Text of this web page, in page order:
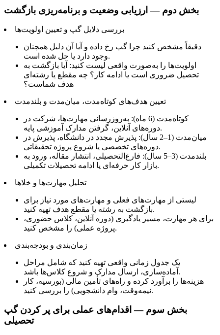
بخش دوم — ارزیابی وضعیت و برنامه‌ریزی بازگشت
بررسی دلایل گپ و تعیین اولویت‌ها
دقیقاً مشخص کنید چرا گپ رخ داده و آیا آن دلیل همچنان
وجود دارد یا حل شده است.
اولویت‌ها را به‌صورت واقعی لیست کنید: آیا بازگشت به
تحصیل ضروری است یا ادامه کار؟ چه مقطع یا رشته‌ای
هدف شماست؟
تعیین هدف‌های کوتاه‌مدت، میان‌مدت و بلندمدت
کوتاه‌مدت (6 ماه): به‌روزرسانی مهارت‌ها، شرکت در
دوره‌های آنلاین، گرفتن مدارک آموزشی پایه.
میان‌مدت (1–2 سال): پذیرش مجدد در دانشگاه، پذیرش در
دوره‌های تخصصی یا شروع پروژه تحقیقاتی.
بلندمدت (3–5 سال): فارغ‌التحصیلی، انتشار مقاله، ورود به
بازار کار حرفه‌ای یا ادامه تحصیلات تکمیلی.
تحلیل مهارت‌ها و خلاها
لیستی از مهارت‌های فعلی و مهارت‌های مورد نیاز برای
بازگشت به رشته یا مقطع هدف تهیه کنید.
برای هر مهارت، مسیر یادگیری (دوره آنلاین، کلاس حضوری،
پروژه عملی) را مشخص کنید.
زمان‌بندی و بودجه‌بندی
یک جدول زمانی واقعی تهیه کنید که شامل مراحل
آماده‌سازی، ارسال مدارک و شروع کلاس‌ها باشد.
هزینه‌ها را برآورد کرده و راه‌های تأمین مالی (بورسیه، کار
نیمه‌وقت، وام دانشجویی) را بررسی کنید.
بخش سوم — اقدام‌های عملی برای پر کردن گپ
تحصیلی